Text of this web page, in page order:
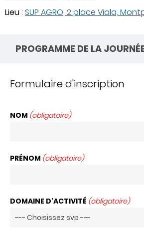
Lieu: SUP AGRO, 2 place Viala,
PROGRAMME DE LA
Formulaire d'inscription
NOM (obligatoire)
PRÉNOM (obligatoire)
DOMAINE D'ACTIVITÉ (obligatoire)